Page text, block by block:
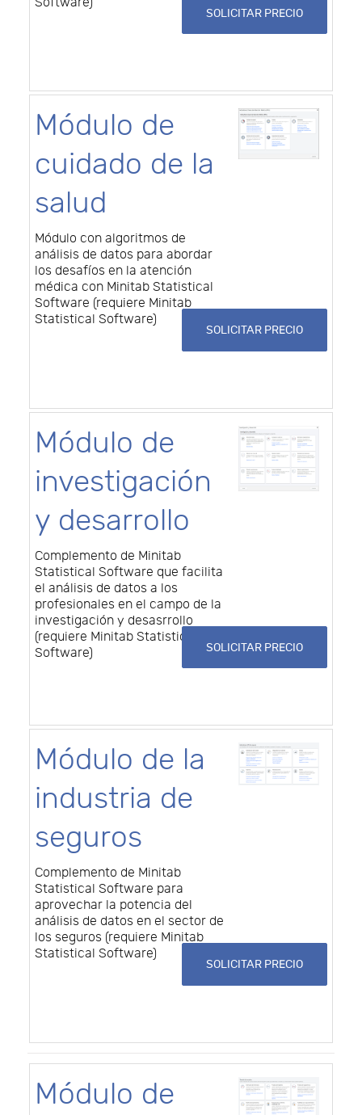
SOLICITAR PRECIO
Módulo de
cuidado de la
salud
Módulo con algoritmos de
análisis de datos para abordar
los desafíos en la atención
médica con Minitab Statistical
Software (requiere Minitab
Statistical Software)
SOLICITAR PRECIO
Módulo de
investigación
y desarrollo
Complemento de Minitab
Statistical Software que facilita
el análisis de datos a los
profesionales en el campo de la
investigación y desasrrollo
(requiere Minitab Statistical
Software)
SOLICITAR PRECIO
Módulo de la
industria de
seguros
Complemento de Minitab
Statistical Software para
aprovechar la potencia del
análisis de datos en el sector de
los seguros (requiere Minitab
Statistical Software)
SOLICITAR PRECIO
Módulo de